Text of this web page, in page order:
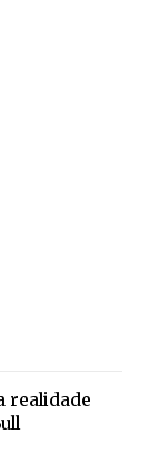
realidade